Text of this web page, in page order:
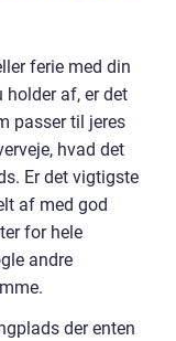
ferie med din
holder af, er det
passer til jeres
hvad det
Er det vigtigste
af med god
for hele
andre
der enten